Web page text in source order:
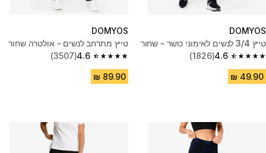
DOMYOS
טייץ 3/4 לנשים לאימוני כושר - שחור
4.6
4.6 out of 5 stars from 1826 reviews
(1826)
DOMYOS
טייץ מתרחב לנשים - אולטרה שחור
4.6
4.6 out of 5 stars from 3507 reviews
(3507)